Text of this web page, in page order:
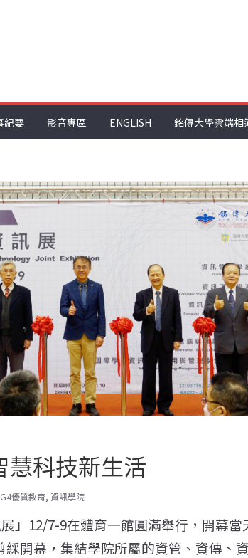
紀要 影音專區 ENGLISH 銘傳大學雲端相
慧科技新生活
優質教育, 資訊學院
展」12/7-9在體育一館圓滿舉行，開幕
開幕，集結學院所屬的資管、資傳、